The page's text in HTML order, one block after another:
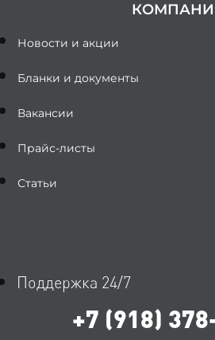
Новости и акции
Бланки и документы
Вакансии
Прайс-листы
Статьи
Поддержка 24/7
+7 (918)